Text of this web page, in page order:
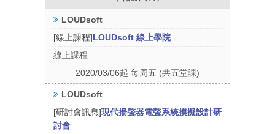
LOUDsoft
[線上課程]LOUDsoft 線上學院
線上課程
2020/03/06起 每周五 (共五堂課)
LOUDsoft
[研討會訊息]現代揚聲器電聲系統摸擬設計研
討會